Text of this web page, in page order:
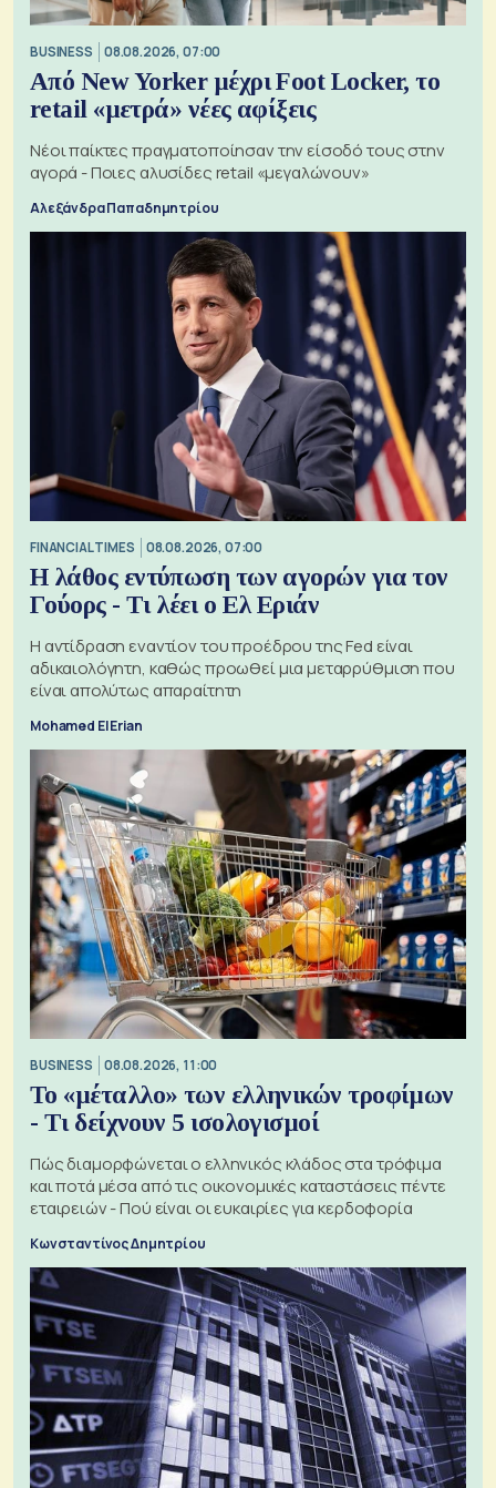
BUSINESS 08.08.2026, 07:00
Από New Yorker μέχρι Foot Locker, το
retail «μετρά» νέες αφίξεις
Νέοι παίκτες πραγματοποίησαν την είσοδό τους στην
αγορά - Ποιες αλυσίδες retail «μεγαλώνουν»
Αλεξάνδρα Παπαδημητρίου
FINANCIAL TIMES 08.08.2026, 07:00
Η λάθος εντύπωση των αγορών για τον
Γούορς - Τι λέει ο Ελ Εριάν
Η αντίδραση εναντίον του προέδρου της Fed είναι
αδικαιολόγητη, καθώς προωθεί μια μεταρρύθμιση που
είναι απολύτως απαραίτητη
Mohamed El Erian
BUSINESS 08.08.2026, 11:00
Το «μέταλλο» των ελληνικών τροφίμων
- Τι δείχνουν 5 ισολογισμοί
Πώς διαμορφώνεται ο ελληνικός κλάδος στα τρόφιμα
και ποτά μέσα από τις οικονομικές καταστάσεις πέντε
εταιρειών - Πού είναι οι ευκαιρίες για κερδοφορία
Κωνσταντίνος Δημητρίου